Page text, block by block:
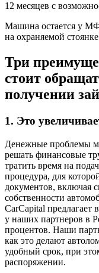
12 месяцев с
Машина остается у
на охраняемой стоянке
Три
стоит
получении
1. Это
Денежные проблемы
решать финансовые
тратить время на
процедура, для
документов, включая
собственности
CarCapital предлагает
у наших партнеров в
процентов. Наши
как это делают
удобный срок, при
распоряжении.